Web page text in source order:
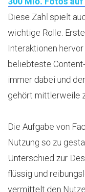
Diese Zahl spielt
wichtige Rolle.
Interaktionen
beliebteste
immer dabei und
gehört mittlerweile
Die Aufgabe von
Nutzung so zu
Unterschied zur
flüssig und
vermittelt den